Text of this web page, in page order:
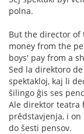
polna.
But the director of
money from the
boys' pay from a
Sed la direktoro
spektakloj, kaj li
ŝilingo ĝis ses
Ale direktor teatra
prědstavjenja, i
do šesti pensov.